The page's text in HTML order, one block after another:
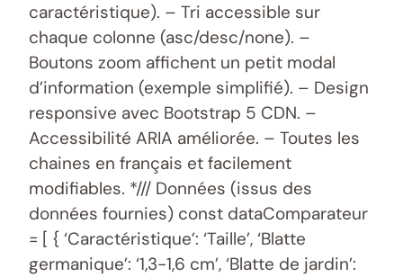
caractéristique). – Tri accessible sur
chaque colonne (asc/desc/none). –
Boutons zoom affichent un petit modal
d’information (exemple simplifié). – Design
responsive avec Bootstrap 5 CDN. –
Accessibilité ARIA améliorée. – Toutes les
chaines en français et facilement
modifiables. */// Données (issus des
données fournies) const dataComparateur
= [ { ‘Caractéristique’: ‘Taille’, ‘Blatte
germanique’: ‘1,3-1,6 cm’, ‘Blatte de jardin’: